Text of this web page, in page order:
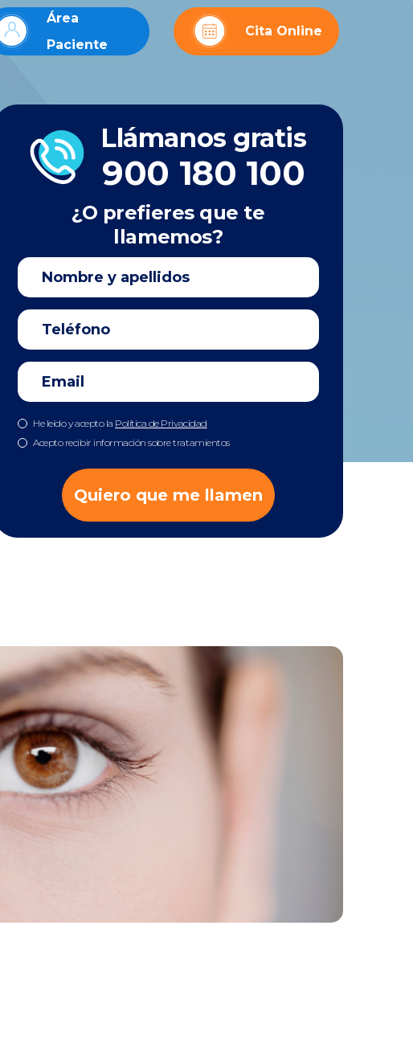
Área
Paciente
Cita Online
Llámanos gratis
900 180 100
¿O prefieres que te
llamemos?
He leído y acepto la Política de Privacidad
Acepto recibir información sobre tratamientos
Quiero que me llamen